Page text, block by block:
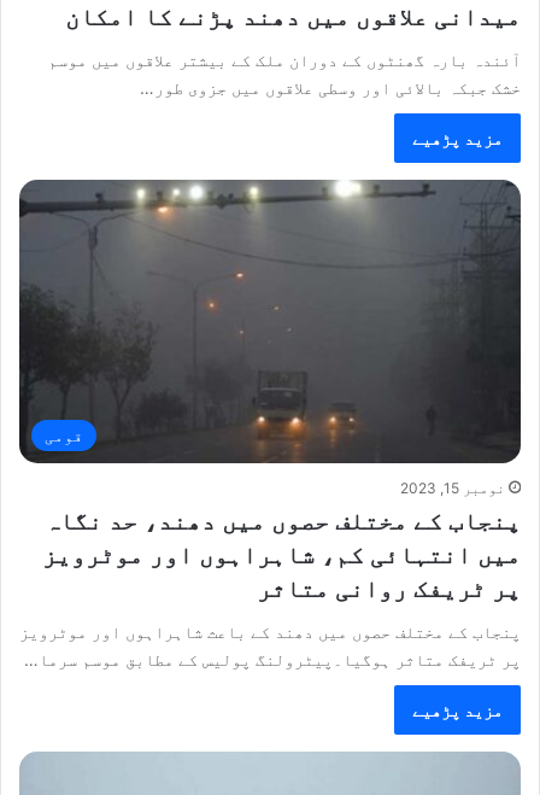
میدانی علاقوں میں دھند پڑنے کا امکان
آئندہ بارہ گھنٹوں کے دوران ملک کے بیشتر علاقوں میں موسم
خشک جبکہ بالائی اور وسطی علاقوں میں جزوی طور…
مزید پڑھیے
قومی
نومبر 15, 2023
پنجاب کے مختلف حصوں میں دھند، حد نگاہ
میں انتہائی کم، شاہراہوں اور موٹرویز
پر ٹریفک روانی متاثر
پنجاب کے مختلف حصوں میں دھند کے باعث شاہراہوں اور موٹرویز
پر ٹریفک متاثر ہوگیا۔پیٹرولنگ پولیس کے مطابق موسم سرما…
مزید پڑھیے